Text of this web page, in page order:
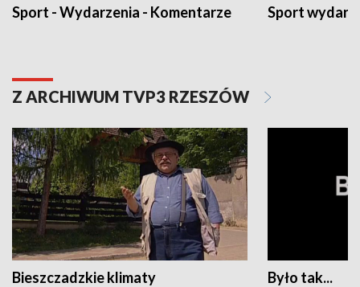
Sport - Wydarzenia - Komentarze Sport
Z ARCHIWUM TVP3 RZESZÓW
Bieszczadzkie klimaty Było tak...